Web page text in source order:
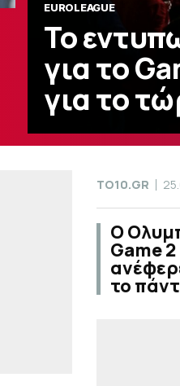
EUROLEAGUE
Το
για το
για το
TO10.GR
Ο
Game
το